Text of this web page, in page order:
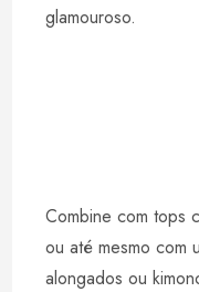
glamouroso.
Combine com tops
ou até mesmo com
alongados ou